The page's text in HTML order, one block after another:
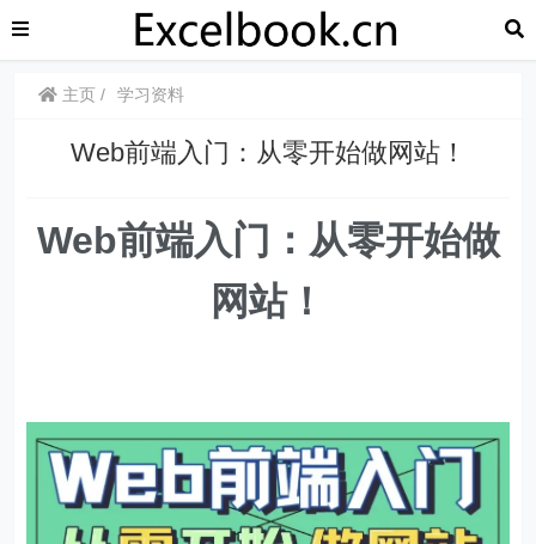
主页 学习资料
Web前端入门：从零开始做网站！
Web前端入门：从零开始做
网站！